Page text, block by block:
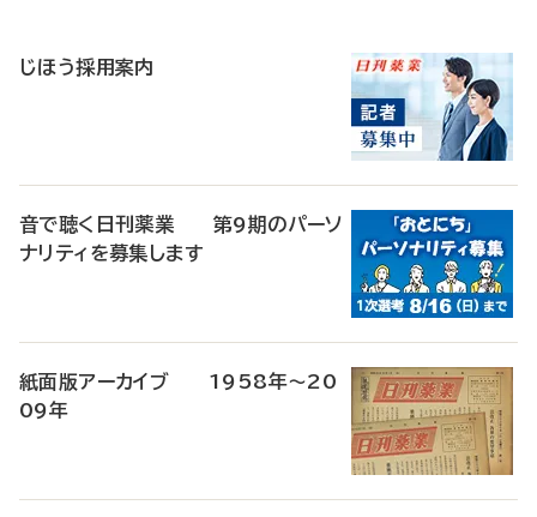
じほう採用案内
音で聴く日刊薬業 第9期のパーソ
ナリティを募集します
紙面版アーカイブ 1958年～20
09年